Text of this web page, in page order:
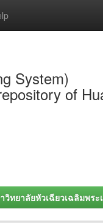
System)
of
วิทยาลัยหัวเฉียวเฉลิมพระ